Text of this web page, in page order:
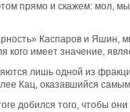
прямо и скажем: мол,
Каспаров и Яшин,
имеет значение,
лишь одной из
Кац, оказавшийся
добился того,